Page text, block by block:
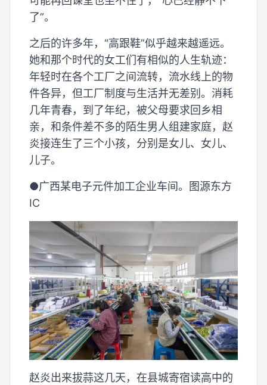
了”。
之后的许多年，“高跟鞋”似乎越来越遥远。
她和那个时代的女工们有相似的人生轨迹：
年轻时在各个工厂之间流转，流水线上的物
件各异，但工厂制度与生活并无差别。消耗
几年青春，到了年纪，被父母要求回乡相
亲，和条件差不多的陌生男人组建家庭，赵
炎接连生了三个小孩，分别是女儿、女儿、
儿子。
●广西某电子元件加工企业车间。图源东方
IC
赵炎出来拔蒜这几天，在县城寄宿读高中的